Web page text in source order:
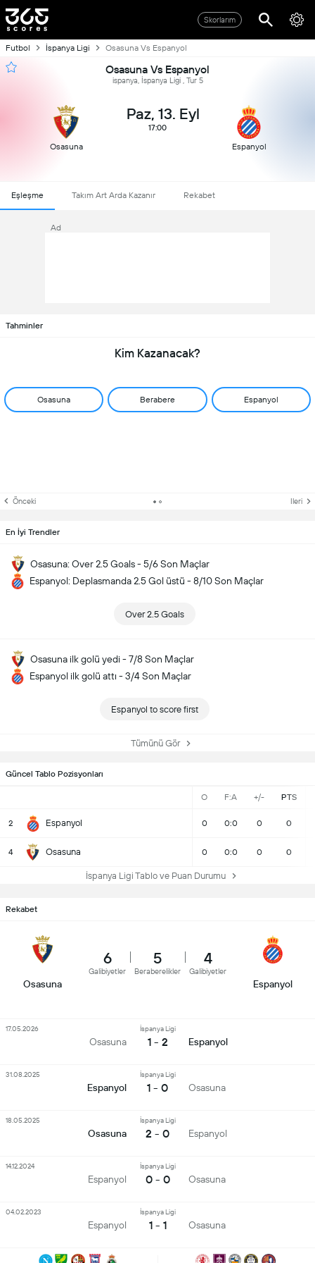
Skorlarım
Futbol İspanya Ligi Osasuna Vs Espanyol
Osasuna Vs Espanyol
ispanya, İspanya Ligi , Tur 5
Osasuna
Paz, 13. Eyl
17:00
Espanyol
Eşleşme Takım Art Arda Kazanır Rekabet
Ad
Tahminler
Kim Kazanacak?
Osasuna Berabere Espanyol
Önceki Ileri
En İyi Trendler
Osasuna: Over 2.5 Goals - 5/6 Son Maçlar
Espanyol: Deplasmanda 2.5 Gol üstü - 8/10 Son Maçlar
Over 2.5 Goals
Osasuna ilk golü yedi - 7/8 Son Maçlar
Espanyol ilk golü attı - 3/4 Son Maçlar
Espanyol to score first
Tümünü Gör
Güncel Tablo Pozisyonları
O F:A +/- PTS
2 Espanyol 0 0:0 0 0
4 Osasuna 0 0:0 0 0
İspanya Ligi Tablo ve Puan Durumu
Rekabet
Osasuna
6
Galibiyetler
5
Beraberelikler
4
Galibiyetler
Espanyol
Osasuna
İspanya Ligi
1 - 2 Espanyol
17.05.2026
Espanyol
İspanya Ligi
1 - 0 Osasuna
31.08.2025
Osasuna
İspanya Ligi
2 - 0 Espanyol
18.05.2025
Espanyol
İspanya Ligi
0 - 0 Osasuna
14.12.2024
Espanyol
İspanya Ligi
1 - 1 Osasuna
04.02.2023